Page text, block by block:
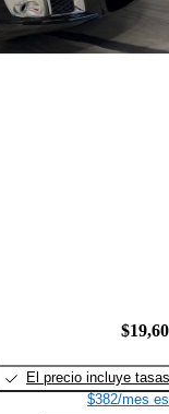
El precio incluye tasas
$382/mes